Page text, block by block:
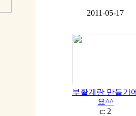
2011-05-17
부활계란 만들기
요^^
c: 2